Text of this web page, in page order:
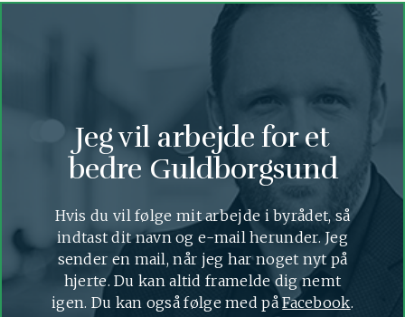
Jeg vil arbejde for et
bedre Guldborgsund
Hvis du vil følge mit arbejde i byrådet, så
indtast dit navn og e-mail herunder. Jeg
sender en mail, når jeg har noget nyt på
hjerte. Du kan altid framelde dig nemt
igen. Du kan også følge med påFacebook.